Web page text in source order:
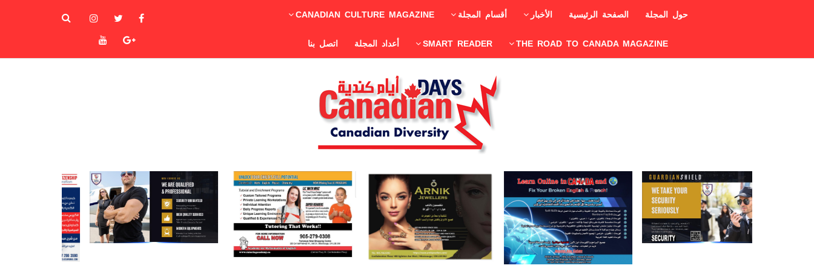
حول المجلة الصفحة الرئيسية الأخبار أقسام المجلة CANADIAN CULTURE MAGAZINE
THE ROAD TO CANADA MAGAZINE
SMART READER أعداد المجلة اتصل بنا
Facebook
Twitter
instagram
Goole+